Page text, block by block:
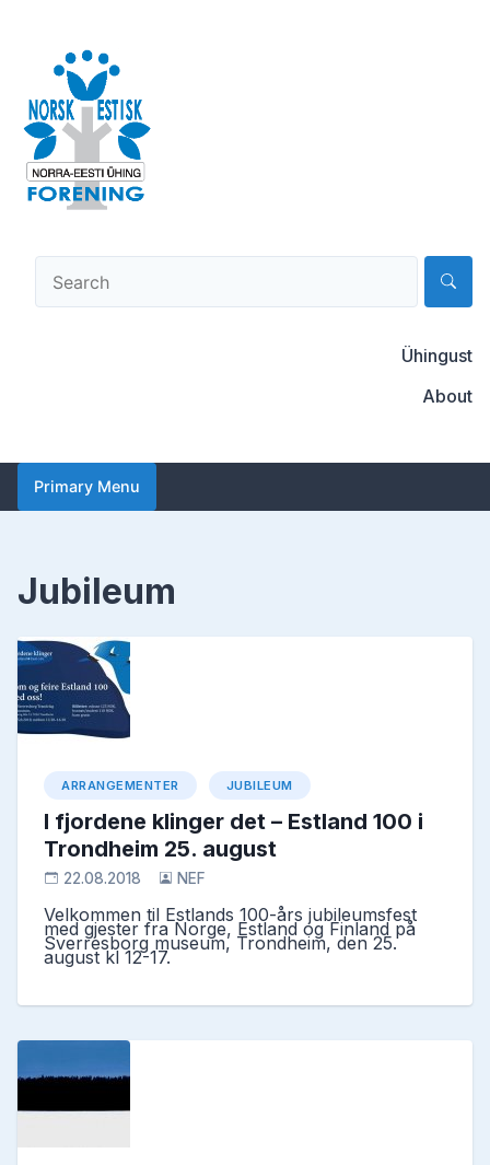
content
Norsk-estisk forening
Ühingust
About
Primary Menu
Jubileum
ARRANGEMENTER JUBILEUM
I fjordene klinger det – Estland 100 i
Trondheim 25. august
22.08.2018 NEF
Velkommen til Estlands 100-års jubileumsfest
med gjester fra Norge, Estland og Finland på
Sverresborg museum, Trondheim, den 25.
august kl 12-17.